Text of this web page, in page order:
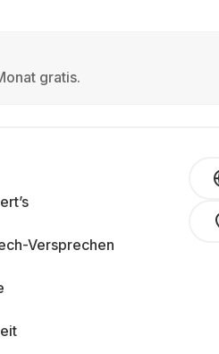
gratis.
Versprechen